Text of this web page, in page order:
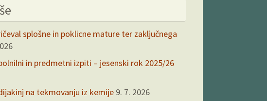
splošne in poklicne mature ter zaključnega
in predmetni izpiti – jesenski rok 2025/26
na tekmovanju iz kemije 9. 7. 2026